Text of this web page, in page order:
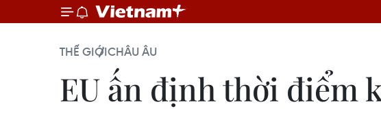
THẾ GIỚICHÂU ÂU
EU ấn định thời điểm